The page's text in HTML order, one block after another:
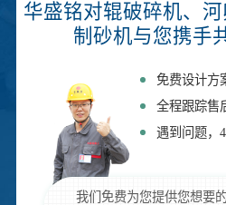
华盛铭对辊破碎机、
制砂机与您携手
免费设计方
全程跟踪售
遇到问题，
我们免费为您提供您想要